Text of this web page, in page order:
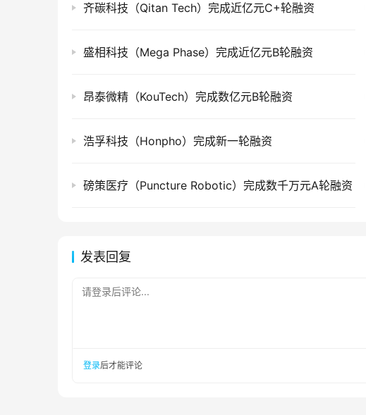
齐碳科技（Qitan Tech）完成近亿元C+轮融资
盛相科技（Mega Phase）完成近亿元B轮融资
昂泰微精（KouTech）完成数亿元B轮融资
浩孚科技（Honpho）完成新一轮融资
磅策医疗（Puncture Robotic）完成数千万元A轮融资
发表回复
请登录后评论...
登录后才能评论